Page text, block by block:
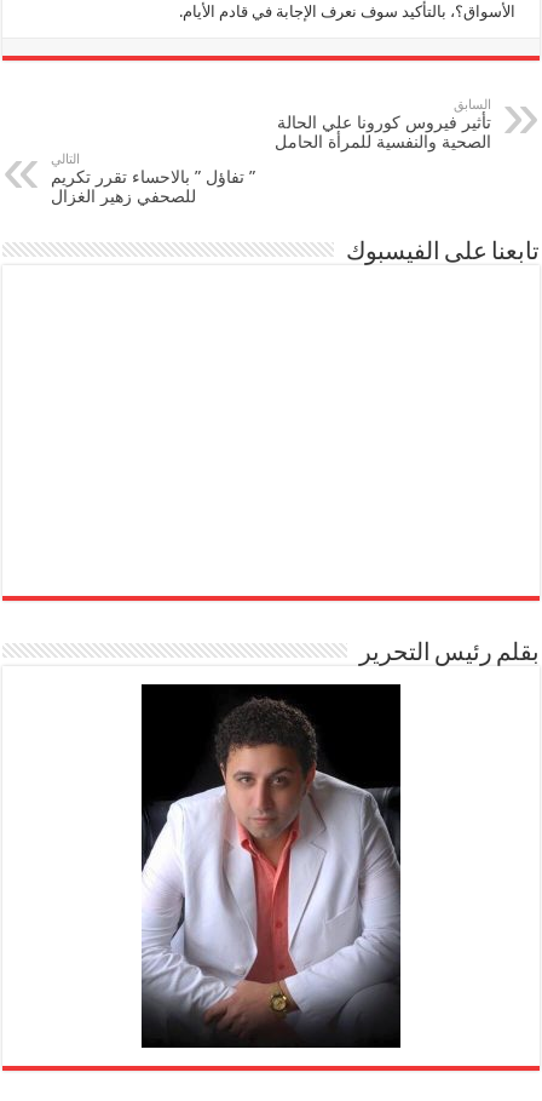
الأسواق؟، بالتأكيد سوف نعرف الإجابة في قادم الأيام.
السابق
تأثير فيروس كورونا علي الحالة
الصحية والنفسية للمرأة الحامل
التالي
” تفاؤل ” بالاحساء تقرر تكريم
للصحفي زهير الغزال
تابعنا على الفيسبوك
بقلم رئيس التحرير